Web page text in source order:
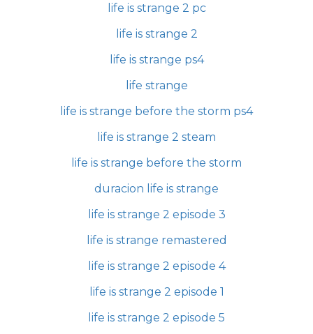
life is strange 2 pc
life is strange 2
life is strange ps4
life strange
life is strange before the storm ps4
life is strange 2 steam
life is strange before the storm
duracion life is strange
life is strange 2 episode 3
life is strange remastered
life is strange 2 episode 4
life is strange 2 episode 1
life is strange 2 episode 5